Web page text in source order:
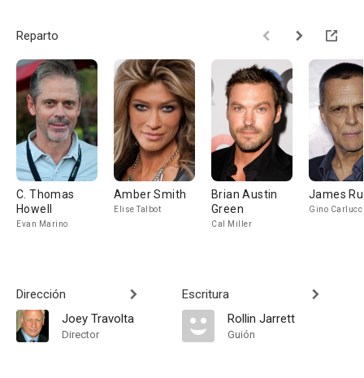
Reparto
C. Thomas
Howell
Evan Marino
Amber Smith
Elise Talbot
Brian Austin
Green
Cal Miller
James
Gino
Dirección
Joey Travolta
Director
Escritura
Rollin Jarrett
Guión